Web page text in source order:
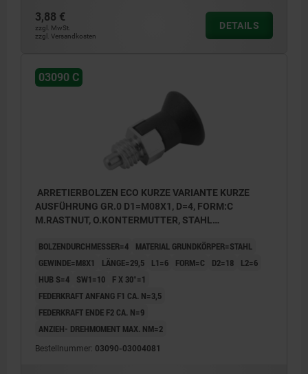
3,88 €
zzgl. MwSt.
zzgl. Versandkosten
DETAILS
03090 C
ARRETIERBOLZEN ECO KURZE VARIANTE KURZE
AUSFÜHRUNG GR.0 D1=M08X1, D=4, FORM:C
M.RASTNUT, O.KONTERMUTTER, STAHL
SCHWARZGRAU RAL7021
BOLZENDURCHMESSER=4
MATERIAL GRUNDKÖRPER=STAHL
GEWINDE=M8X1
LÄNGE=29,5 L1=6 FORM=C D2=18
L2=6
HUB S=4
SW1=10
F X 30°=1
FEDERKRAFT ANFANG F1 CA. N=3,5
FEDERKRAFT ENDE F2 CA. N=9
ANZIEH- DREHMOMENT MAX. NM=2
Bestellnummer: 03090-03004081